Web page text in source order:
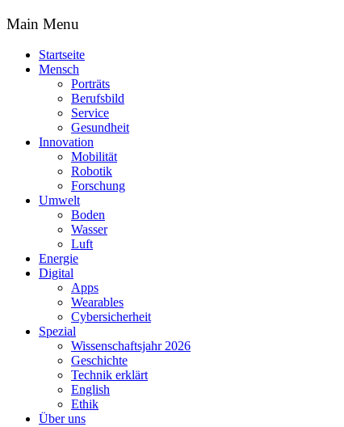
Main Menu
Startseite
Mensch
Porträts
Berufsbild
Service
Gesundheit
Innovation
Mobilität
Robotik
Forschung
Umwelt
Boden
Wasser
Luft
Energie
Digital
Apps
Wearables
Cybersicherheit
Spezial
Wissenschaftsjahr 2026
Geschichte
Technik erklärt
English
Ethik
Über uns